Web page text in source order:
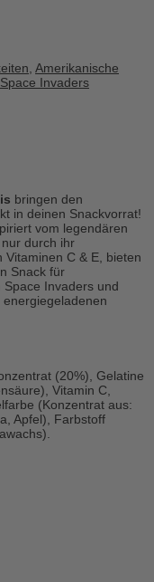
Amerikanische
Space Invaders
bringen den
in deinen Snackvorrat!
vom legendären
durch ihr
C & E, bieten
Snack für
Invaders und
(20%), Gelatine
Vitamin C,
(Konzentrat aus:
Apfel), Farbstoff